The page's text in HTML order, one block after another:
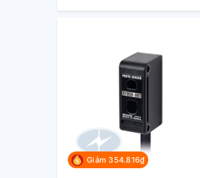
Giảm 354.816₫